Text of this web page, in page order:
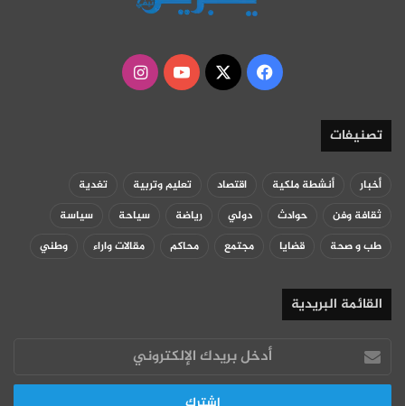
فيسبوك
‫X
‫YouTubeانستقرام
تصنيفات
أخبار أنشطة ملكية اقتصاد تعليم وتربية
تغدية
ثقافة وفن
حوادث دولي رياضة سياحة
سياسة
طب و صحة
قضايا مجتمع محاكم مقالات واراء وطني
القائمة البريدية
أدخل
بريدك
الإلكتروني